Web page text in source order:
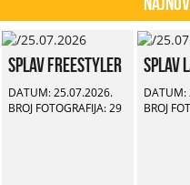
Splav Freestyler
DATUM: 25.07.2026.
BROJ FOTOGRAFIJA: 29
Splav
BROJ